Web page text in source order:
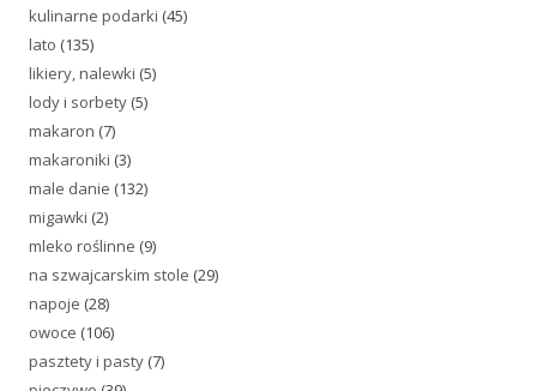
kulinarne podarki (45)
lato (135)
likiery, nalewki (5)
lody i sorbety (5)
makaron (7)
makaroniki (3)
male danie (132)
migawki (2)
mleko roślinne (9)
na szwajcarskim stole (29)
napoje (28)
owoce (106)
pasztety i pasty (7)